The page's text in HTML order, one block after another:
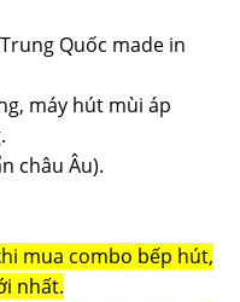
Quốc made in
máy hút mùi áp
châu Âu).
mua combo bếp hút,
nhất.